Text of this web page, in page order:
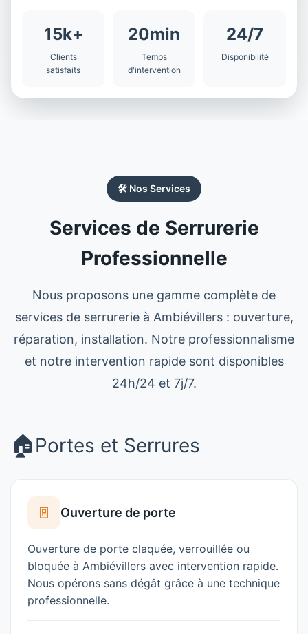
15k+
Clients
satisfaits
20min
Temps
d'intervention
24/7
Disponibilité
🛠️ Nos Services
Services de Serrurerie
Professionnelle
Nous proposons une gamme complète de
services de serrurerieà Ambiévillers: ouverture,
réparation, installation. Notre professionnalisme
et notre intervention rapide sont disponibles
24h/24 et 7j/7.
🏠 Portes et Serrures
🚪 Ouverture de porte
Ouverture de porte claquée, verrouillée ou
bloquée à Ambiévillers avec intervention rapide.
Nous opérons sans dégât grâce à une technique
professionnelle.